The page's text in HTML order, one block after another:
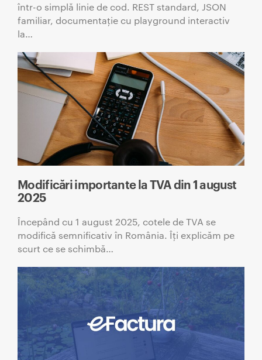
într-o simplă linie de cod. REST standard, JSON
familiar, documentație cu playground interactiv
la…
Modificări importante la TVA din 1 august
2025
Începând cu 1 august 2025, cotele de TVA se
modifică semnificativ în România. Îți explicăm pe
scurt ce se schimbă…